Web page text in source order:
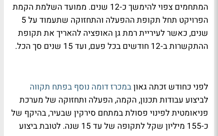
המתחמים צפוי להימשך כ-12 שנים. ממועד השלמת הקמת
הפרויקט תחל תקופת ההפעלה והתחזוקה שתעמוד על 5
שנים, כאשר לעיריית רמת גן האופציה להאריך את תקופת
ההתקשרות ב-12 חודשים בכל פעם, ועד 15 שנים סך הכל.
לפני כחודש זכתה גאוןבמכרז דומה נוסף בפתח תקווה
לביצוע עבודות תכנון, הקמה, הפעלה ותחזוקה של מערכת
פניאומטית לפינוי פסולת במתחם סירקין שבעיר, בהיקף של
כ-155 מיליון שקל לתקופה של עד 15 שנה. לטובת ביצוע